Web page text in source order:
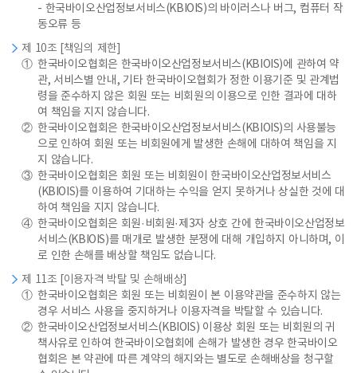
- 한국바이오산업정보서비스(KBIOIS)의 바이러스나 버그, 컴퓨터 작
동오류 등
제 10조 [책임의 제한]
① 한국바이오협회은 한국바이오산업정보서비스(KBIOIS)에 관하여 약
관, 서비스별 안내, 기타 한국바이오협회가 정한 이용기준 및 관계법
령을 준수하지 않은 회원 또는 비회원의 이용으로 인한 결과에 대하
여 책임을 지지 않습니다.
② 한국바이오협회은 한국바이오산업정보서비스(KBIOIS)의 사용불능
으로 인하여 회원 또는 비회원에게 발생한 손해에 대하여 책임을 지
지 않습니다.
③ 한국바이오협회은 회원 또는 비회원이 한국바이오산업정보서비스
(KBIOIS)를 이용하여 기대하는 수익을 얻지 못하거나 상실한 것에 대
하여 책임을 지지 않습니다.
④ 한국바이오협회은 회원·비회원·제3자 상호 간에 한국바이오산업정보
서비스(KBIOIS)를 매개로 발생한 분쟁에 대해 개입하지 아니하며, 이
로 인한 손해를 배상할 책임도 없습니다.
제 11조 [이용자격 박탈 및 손해배상]
① 한국바이오협회은 회원 또는 비회원이 본 이용약관을 준수하지 않는
경우 서비스 사용을 중지하거나 이용자격을 박탈할 수 있습니다.
② 한국바이오산업정보서비스(KBIOIS) 이용상 회원 또는 비회원의 귀
책사유로 인하여 한국바이오협회에 손해가 발생한 경우 한국바이오
협회은 본 약관에 따른 계약의 해지와는 별도로 손해배상을 청구할